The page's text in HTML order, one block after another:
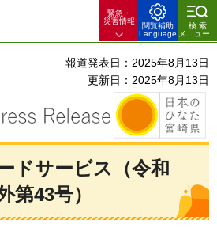
緊急・
災害情報
閲覧補助
Language
検索
メニュー
報道発表日：2025年8月13日
更新日：2025年8月13日
ドサービス（令和
第43号）